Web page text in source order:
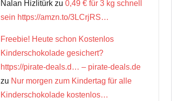
Nalan Hizlitürk zu 0,49 € für 3 kg schnell
sein https://amzn.to/3LCrjRS…
Freebie! Heute schon Kostenlos
Kinderschokolade gesichert?
https://pirate-deals.d… – pirate-deals.de
zu Nur morgen zum Kindertag für alle
Kinderschokolade kostenlos…